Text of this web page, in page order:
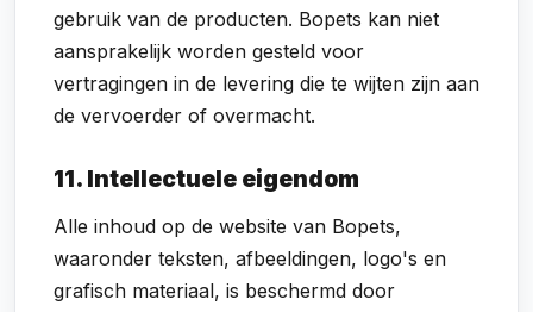
gebruik van de producten. Bopets kan niet
aansprakelijk worden gesteld voor
vertragingen in de levering die te wijten zijn aan
de vervoerder of overmacht.
11. Intellectuele eigendom
Alle inhoud op de website van Bopets,
waaronder teksten, afbeeldingen, logo's en
grafisch materiaal, is beschermd door